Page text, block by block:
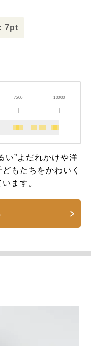
7pt
7500 10000
い”よだれかけや洋
もたちをかわいく
ます。